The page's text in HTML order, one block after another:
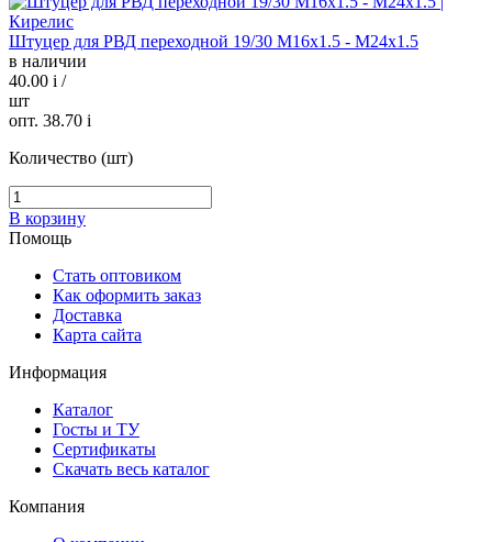
Штуцер для РВД переходной 19/30 М16х1.5 - М24х1.5
в наличии
40.00 i /
шт
опт. 38.70 i
Количество (шт)
В корзину
Помощь
Стать оптовиком
Как оформить заказ
Доставка
Карта сайта
Информация
Каталог
Госты и ТУ
Сертификаты
Скачать весь каталог
Компания